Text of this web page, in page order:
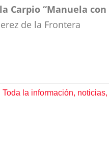
Carpio “Manuela
de la Frontera
la información, noticias,